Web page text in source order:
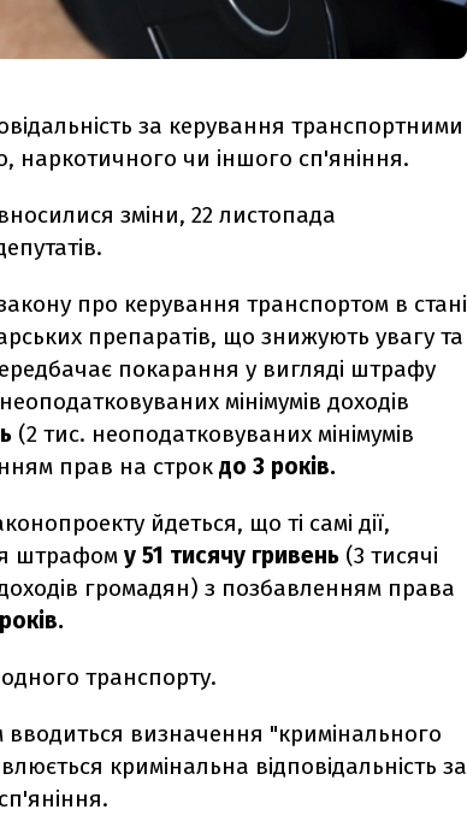
за керування транспортними
наркотичного чи іншого сп'яніння.
зміни, 22 листопада
про керування транспортом в стані
препаратів, що знижують увагу та
покарання у вигляді штрафу
мінімумів доходів
(2 тис. неоподатковуваних мінімумів
прав на строк до 3 років.
йдеться, що ті самі дії,
штрафом у 51 тисячу гривень (3 тисячі
громадян) з позбавленням права
транспорту.
вводиться визначення "кримінального
кримінальна відповідальність за